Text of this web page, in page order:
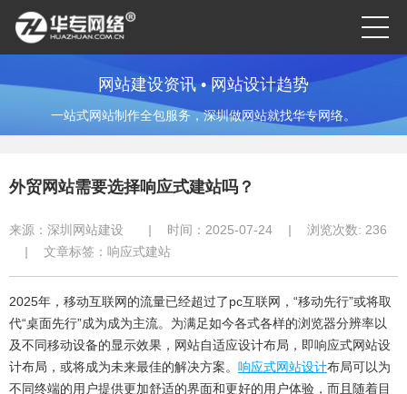
网站建设资讯 • 网站设计趋势
一站式网站制作全包服务，深圳做网站就找华专网络。
外贸网站需要选择响应式建站吗？
来源： 深圳网站建设 | 时间：2025-07-24 | 浏览次数: 236
|
文章标签： 响应式建站
2025年，移动互联网的流量已经超过了pc互联网，“移动先行”或将取
代“桌面先行”成为成为主流。为满足如今各式各样的浏览器分辨率以
及不同移动设备的显示效果，网站自适应设计布局，即响应式网站设
计布局，或将成为未来最佳的解决方案。 响应式网站设计布局可以为
不同终端的用户提供更加舒适的界面和更好的用户体验，而且随着目